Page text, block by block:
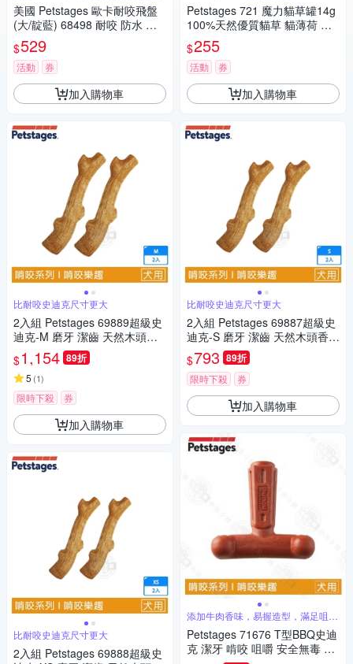
美國 Petstages 歐卡耐咬飛盤
(大/靛藍) 68498 耐咬 防水 狗
玩具 安全 寵物玩具
$529
活動 券
加入購物車
比耐咬史迪克尺寸更大
2入組 Petstages 69889超級史
迪克-M 磨牙 潔齒 天然木頭香
狗狗潔牙玩具 狗玩具 全犬適用
$1,154 89折
5 (1)
限時下殺 券
加入購物車
比耐咬史迪克尺寸更大
2入組 Petstages 69888超級史
Petstages 721 魔力貓草罐14g
100%天然優質貓草 貓薄荷 延
長貓草香味 寵物玩具 陪伴玩具
抗憂鬱玩具
$255
活動 券
加入購物車
比耐咬史迪克尺寸更大
2入組 Petstages 69887超級史
迪克-S 磨牙 潔齒 天然木頭香
狗狗潔牙玩具 狗玩具 全犬適用
$793 89折
限時下殺 券
加入購物車
添加牛肉香味，易握造型，滿足咀嚼
本能
Petstages 71676 T型BBQ史迪
克 潔牙 啃咬 咀嚼 安全無毒 抗